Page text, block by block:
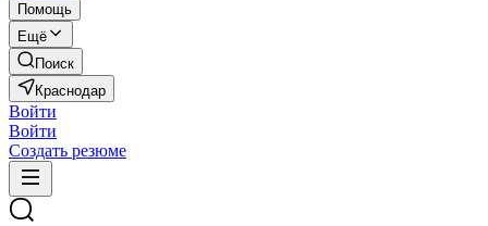
Помощь
Ещё
Поиск
Краснодар
Войти
Войти
Создать резюме